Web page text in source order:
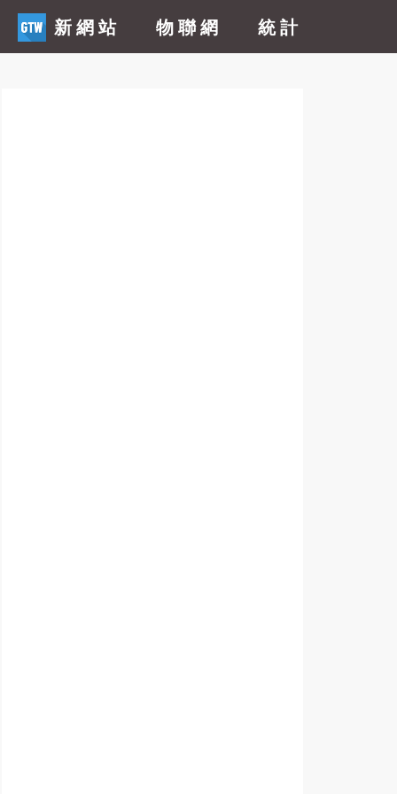
新網站 物聯網 統計